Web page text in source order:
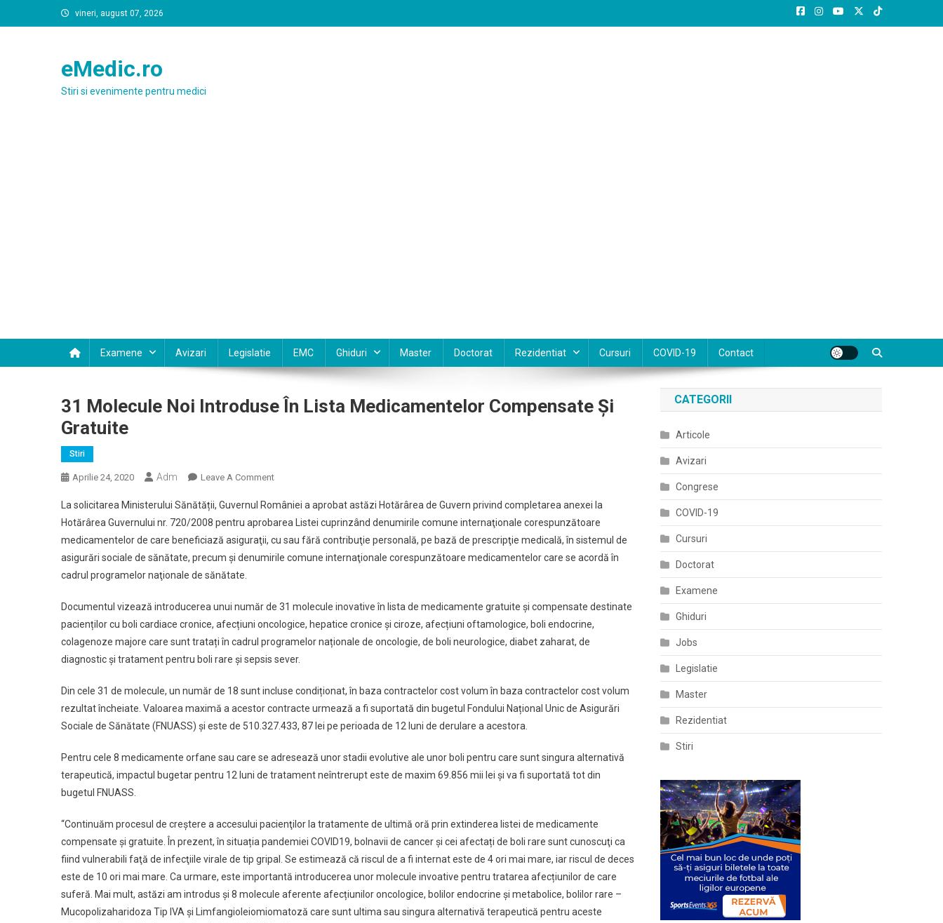
to
vineri, august 07, 2026
eMedic.ro
Stiri si evenimente pentru medici
Examene Avizari Legislatie EMC Ghiduri Master Doctorat Rezidentiat Cursuri COVID-19 Contact
31 Molecule Noi Introduse În Lista Medicamentelor Compensate Și
Gratuite
Stiri
Aprilie 24, 2020 Adm Leave A CommentOn
Molecule
Noi
Introduse
În
Compensate
Și
Gratuite
La solicitarea Ministerului Sănătății, Guvernul României a aprobat astăzi Hotărârea de Guvern privind completarea anexei la
Hotărârea Guvernului nr. 720/2008 pentru aprobarea Listei cuprinzând denumirile comune internaţionale corespunzătoare
medicamentelor de care beneficiază asiguraţii, cu sau fără contribuţie personală, pe bază de prescripţie medicală, în sistemul de
asigurări sociale de sănătate, precum şi denumirile comune internaţionale corespunzătoare medicamentelor care se acordă în
cadrul programelor naţionale de sănătate.
Documentul vizează introducerea unui număr de 31 molecule inovative în lista de medicamente gratuite și compensate destinate
pacienților cu boli cardiace cronice, afecțiuni oncologice, hepatice cronice și ciroze, afecțiuni oftamologice, boli endocrine,
colagenoze majore care sunt tratați în cadrul programelor naționale de oncologie, de boli neurologice, diabet zaharat, de
diagnostic și tratament pentru boli rare și sepsis sever.
Din cele 31 de molecule, un număr de 18 sunt incluse condiționat, în baza contractelor cost volum în baza contractelor cost volum
rezultat încheiate. Valoarea maximă a acestor contracte urmează a fi suportată din bugetul Fondului Național Unic de Asigurări
Sociale de Sănătate (FNUASS) și este de 510.327.433, 87 lei pe perioada de 12 luni de derulare a acestora.
Pentru cele 8 medicamente orfane sau care se adresează unor stadii evolutive ale unor boli pentru care sunt singura alternativă
terapeutică, impactul bugetar pentru 12 luni de tratament neîntrerupt este de maxim 69.856 mii lei și va fi suportată tot din
bugetul FNUASS.
“Continuăm procesul de creştere a accesului pacienţilor la tratamente de ultimă oră prin extinderea listei de medicamente
compensate și gratuite. În prezent, în situația pandemiei COVID19, bolnavii de cancer și cei afectați de boli rare sunt cunoscuţi ca
fiind vulnerabili faţă de infecţiile virale de tip gripal. Se estimează că riscul de a fi internat este de 4 ori mai mare, iar riscul de deces
este de 10 ori mai mare. Ca urmare, este importantă introducerea unor molecule invoative pentru tratarea afecțiunilor de care
suferă. Mai mult, astăzi am introdus și 8 molecule aferente afecțiunilor oncologice, bolilor endocrine și metabolice, bolilor rare –
Mucopolizaharidoza Tip IVA și Limfangioleiomiomatoză care sunt ultima sau singura alternativă terapeutică pentru aceste
CATEGORII
Articole
Avizari
Congrese
COVID-19
Cursuri
Doctorat
Examene
Ghiduri
Jobs
Legislatie
Master
Rezidentiat
Stiri